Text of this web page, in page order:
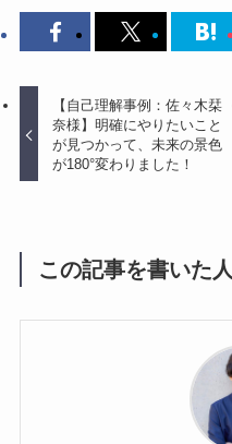
【自己理解事例：佐々木栞
奈様】明確にやりたいこと
が見つかって、未来の景色
が180°変わりました！
この記事を書いた人